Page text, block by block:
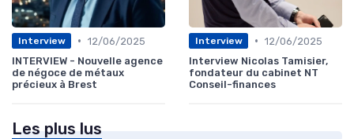
Interview • 12/06/2025
INTERVIEW - Nouvelle agence
de négoce de métaux
précieux à Brest
Interview • 12/06/2025
Interview Nicolas Tamisier,
fondateur du cabinet NT
Conseil-finances
Les plus lus